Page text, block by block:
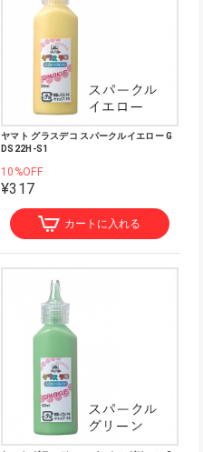
ヤマト グラスデコ スパークルイエロー G
DS22H-S1
10%OFF
¥317
カートに入れる